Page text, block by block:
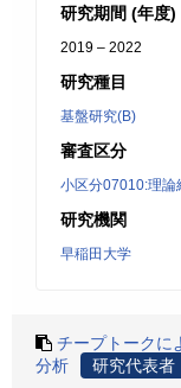
研究期間 (年度)
2019 – 2022
研究種目
基盤研究(B)
審査区分
小区分07010:理論
研究機関
早稲田大学
チープトークに
分析
研究代表者